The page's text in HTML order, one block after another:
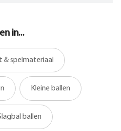
in...
& spelmateriaal
Kleine ballen
ballen